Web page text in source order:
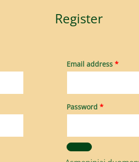
Register
Email address *
Password *